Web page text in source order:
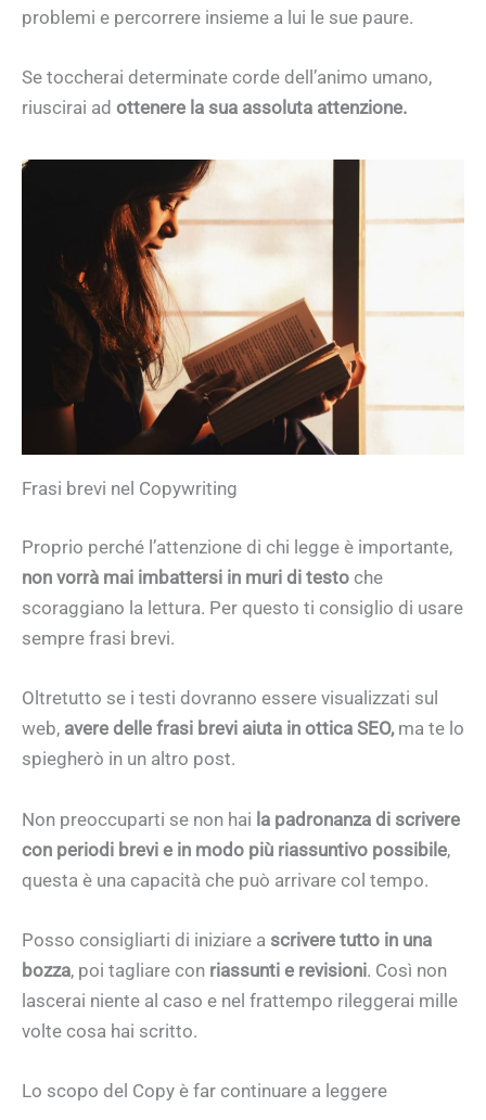
problemi e percorrere insieme a lui le sue paure.
Se toccherai determinate corde dell’animo umano,
riuscirai ad ottenere la sua assoluta attenzione.
Frasi brevi nel Copywriting
Proprio perché l’attenzione di chi legge è importante,
non vorrà mai imbattersi in muri di testo che
scoraggiano la lettura. Per questo ti consiglio di usare
sempre frasi brevi.
Oltretutto se i testi dovranno essere visualizzati sul
web, avere delle frasi brevi aiuta in ottica SEO,ma te lo
spiegherò in un altro post.
Non preoccuparti se non hai la padronanza di scrivere
con periodi brevi e in modo più riassuntivo possibile,
questa è una capacità che può arrivare col tempo.
Posso consigliarti di iniziare a scrivere tutto in una
bozza, poi tagliare con riassunti e revisioni. Così non
lascerai niente al caso e nel frattempo rileggerai mille
volte cosa hai scritto.
Lo scopo del Copy è far continuare a leggere